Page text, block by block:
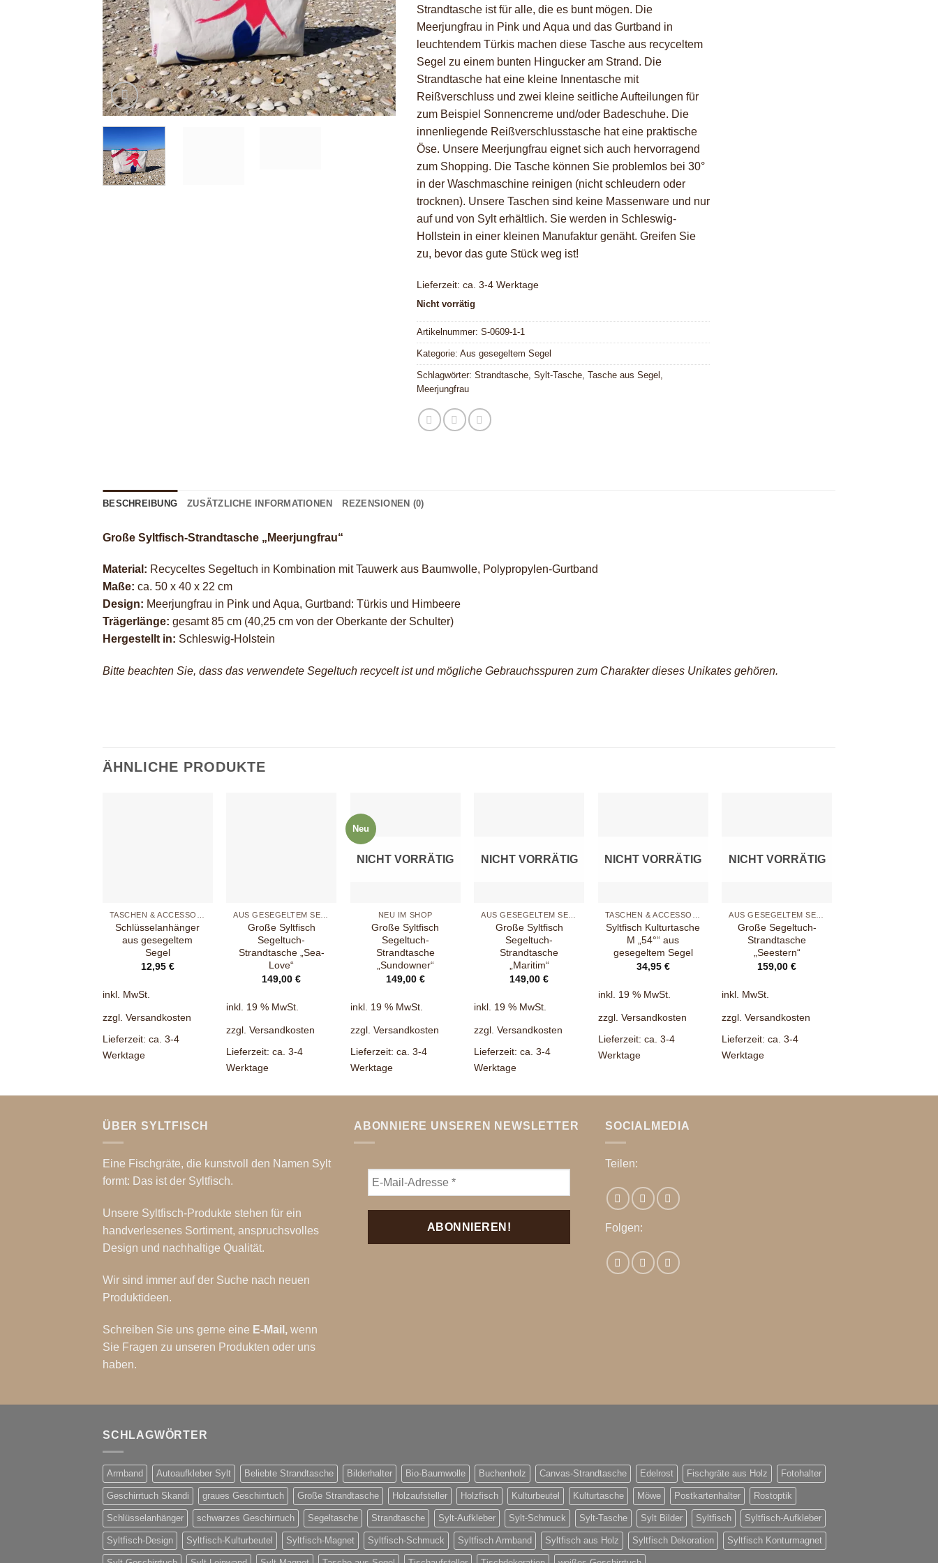
Strandtasche ist für alle, die es bunt mögen. Die
Meerjungfrau in Pink und Aqua und das Gurtband in
leuchtendem Türkis machen diese Tasche aus recyceltem
Segel zu einem bunten Hingucker am Strand. Die
Strandtasche hat eine kleine Innentasche mit
Reißverschluss und zwei kleine seitliche Aufteilungen für
zum Beispiel Sonnencreme und/oder Badeschuhe. Die
innenliegende Reißverschlusstasche hat eine praktische
Öse. Unsere Meerjungfrau eignet sich auch hervorragend
zum Shopping. Die Tasche können Sie problemlos bei 30°
in der Waschmaschine reinigen (nicht schleudern oder
trocknen). Unsere Taschen sind keine Massenware und nur
auf und von Sylt erhältlich. Sie werden in Schleswig-
Hollstein in einer kleinen Manufaktur genäht. Greifen Sie
zu, bevor das gute Stück weg ist!
Lieferzeit: ca. 3-4 Werktage
Nicht vorrätig
Artikelnummer: S-0609-1-1
Kategorie: Aus gesegeltem Segel
Schlagwörter: Strandtasche Sylt-Tasche Tasche aus Segel
Meerjungfrau
BESCHREIBUNG ZUSÄTZLICHE INFORMATIONEN REZENSIONEN (0)
Große Syltfisch-Strandtasche „Meerjungfrau“
Material: Recyceltes Segeltuch in Kombination mit Tauwerk aus Baumwolle, Polypropylen-Gurtband
Maße: ca. 50 x 40 x 22 cm
Design: Meerjungfrau in Pink und Aqua, Gurtband: Türkis und Himbeere
Trägerlänge: gesamt 85 cm (40,25 cm von der Oberkante der Schulter)
Hergestellt in: Schleswig-Holstein
Bitte beachten Sie, dass das verwendete Segeltuch recycelt ist und mögliche Gebrauchsspuren zum Charakter dieses Unikates gehören.
ÄHNLICHE PRODUKTE
Schlüsselanhänger
aus gesegeltem
Segel
12,95 €
inkl. MwSt.
zzgl. Versandkosten
Lieferzeit: ca. 3-4
Werktage
Große Syltfisch
Segeltuch-
Strandtasche „Sea-
Love“
149,00€
inkl. 19 % MwSt.
zzgl.Versandkosten
Lieferzeit:ca. 3-4
Werktage
Neu
NICHT VORRÄTIG
NEU IM SHOP
Große Syltfisch
Segeltuch-
Strandtasche
„Sundowner“
149,00 €
inkl. 19 % MwSt.
zzgl. Versandkosten
Lieferzeit: ca. 3-4
Werktage
NICHT VORRÄTIG
Große Syltfisch
Segeltuch-
Strandtasche
„Maritim“
149,00€
inkl. 19 % MwSt.
zzgl.Versandkosten
Lieferzeit:ca. 3-4
Werktage
NICHT VORRÄTIG
Syltfisch Kulturtasche
M „54°“ aus
gesegeltem Segel
34,95 €
inkl. 19 % MwSt.
zzgl. Versandkosten
Lieferzeit: ca. 3-4
Werktage
NICHT VORRÄTIG
Große Segeltuch-
Strandtasche
„Seestern“
159,00€
inkl. MwSt.
zzgl.Versandkosten
Lieferzeit:ca. 3-4
Werktage
ÜBER SYLTFISCH
Eine Fischgräte, die kunstvoll den Namen Sylt
formt: Das ist der Syltfisch.
Unsere Syltfisch-Produkte stehen für ein
handverlesenes Sortiment, anspruchsvolles
Design und nachhaltige Qualität.
Wir sind immer auf der Suche nach neuen
Produktideen.
Schreiben Sie uns gerne eine E-Mail , wenn
Sie Fragen zu unseren Produkten oder uns
haben.
ABONNIERE UNSEREN NEWSLETTER SOCIALMEDIA
Teilen:
Folgen:
SCHLAGWÖRTER
Armband Autoaufkleber Sylt Beliebte Strandtasche Bilderhalter Bio-Baumwolle Buchenholz Canvas-Strandtasche Edelrost Fischgräte aus Holz Fotohalter
Geschirrtuch Skandi graues Geschirrtuch Große Strandtasche Holzaufsteller Holzfisch Kulturbeutel Kulturtasche Möwe Postkartenhalter Rostoptik
Schlüsselanhänger schwarzes Geschirrtuch Segeltasche Strandtasche Sylt-Aufkleber Sylt-Schmuck Sylt-Tasche Sylt Bilder Syltfisch Syltfisch-Aufkleber
Syltfisch-Design Syltfisch-Kulturbeutel Syltfisch-Magnet Syltfisch-Schmuck Syltfisch Armband Syltfisch aus Holz Syltfisch Dekoration Syltfisch Konturmagnet